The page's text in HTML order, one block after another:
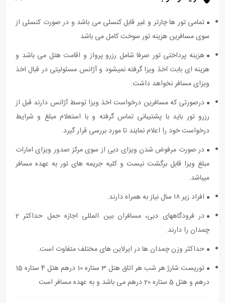
تمامی تور ها چارتر و غیر قابل کنسلی می باشد و در صورت کنسلی از
سوی مسافرین هزینه تور سوخت کامل می باشد
هزینه پرداختی تور صرفا شامل رزرو پرواز و اقامت هتل می باشد و
هزینه ای بابت اخذ ویزا گرفته نمیشود و آژانس مسئولیتی در قبال اخذ
ویزای مسافر نخواهد داشت.
درصورتی که مسافرین درخواست اخذ ویزا توسط آژانس دارند قبل از
رزرو تور باید با پشتیبانی تماس گرفته و با استعلام مبلغ و شرایط
درخواست خود را اعلام نمایند تا مورد بررسی قرار گیرد.
در صورت مرفوض شدن ویزای دبی از سوی مرکز صدور ویزای امارات
مبلغ ویزا قابل برگشت نیست و کلیه جریمه های تور به عهده مسافر
میباشد.
افراد زیر ۱۸ سال نیاز به همراه دارند.
در فرودگاه‎های دبی، مسافران بین المللی اجازه حمل حداکثر 2
چمدان را دارند.
حداکثر وزن چمدان ها در ایرلاین های مختلف متفاوت است.
توریست شارژ هر شب هر اتاق هتل 3 ستاره 10 درهم هتل 4 ستاره 15
درهم و هتل 5 ستاره 20 درهم می باشد و به عهده مسافر است